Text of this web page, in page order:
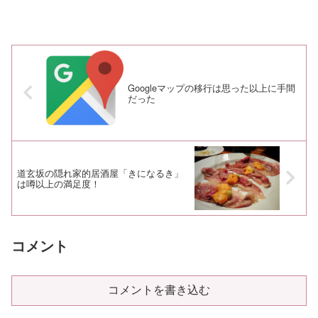
Googleマップの移行は思った以上に手間
だった
道玄坂の隠れ家的居酒屋「きになるき」
は噂以上の満足度！
コメント
コメントを書き込む